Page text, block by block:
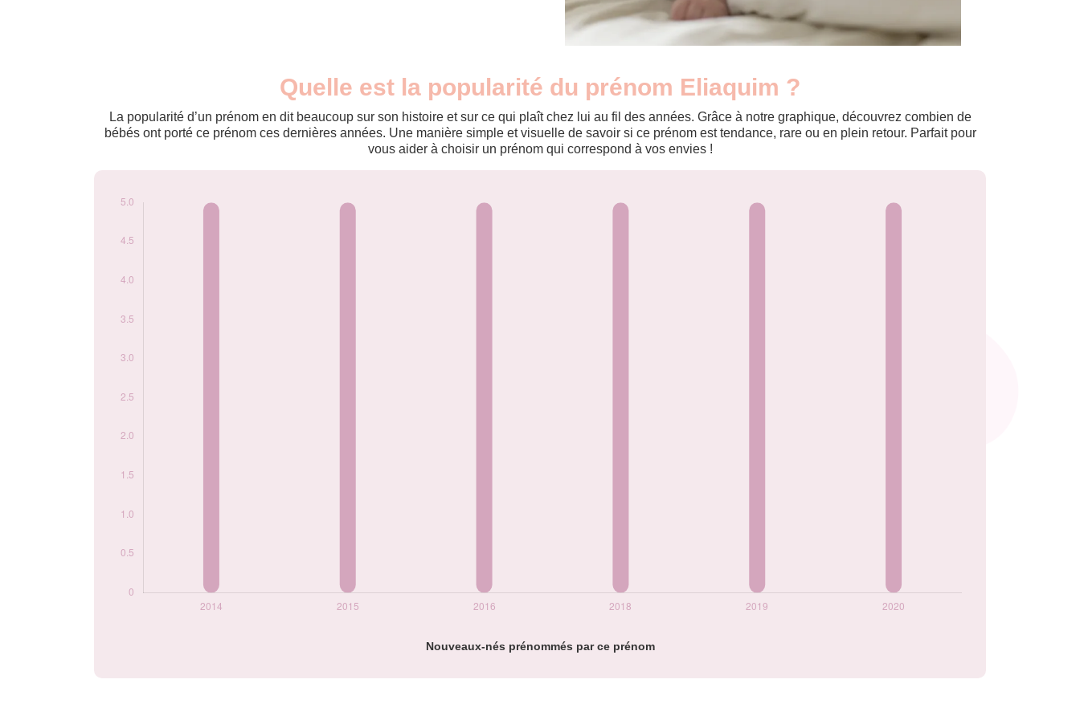
Quelle est la popularité du prénom Eliaquim ?
La popularité d’un prénom en dit beaucoup sur son histoire et sur ce qui plaît chez lui au fil des années. Grâce à notre graphique, découvrez combien de
bébés ont porté ce prénom ces dernières années. Une manière simple et visuelle de savoir si ce prénom est tendance, rare ou en plein retour. Parfait pour
vous aider à choisir un prénom qui correspond à vos envies !
Nouveaux-nés prénommés par ce prénom
prénom Eliaquim
2014
5
2015
5
2020
5